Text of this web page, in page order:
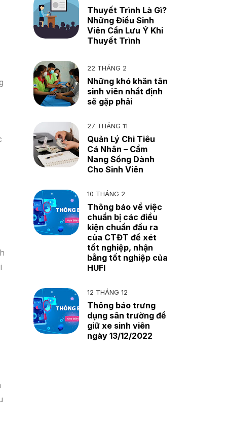
Thuyết Trình Là Gì?
Những Điều Sinh
Viên Cần Lưu Ý Khi
Thuyết Trình
22 THÁNG 2
Những khó khăn tân
sinh viên nhất định
sẽ gặp phải
27 THÁNG 11
Quản Lý Chi Tiêu
Cá Nhân – Cẩm
Nang Sống Dành
Cho Sinh Viên
10 THÁNG 2
Thông báo về việc
chuẩn bị các điều
kiện chuẩn đầu ra
của CTĐT để xét
tốt nghiệp, nhận
bằng tốt nghiệp của
HUFI
12 THÁNG 12
Thông báo trưng
dụng sân trường để
giữ xe sinh viên
ngày 13/12/2022